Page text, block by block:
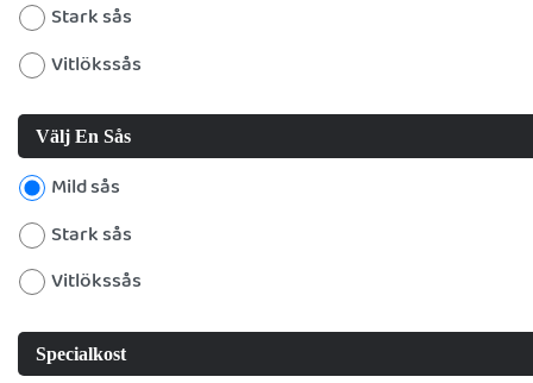
Stark sås
Vitlökssås
Välj En Sås
Mild sås
Stark sås
Vitlökssås
Specialkost